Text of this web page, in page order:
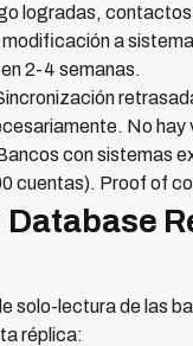
logradas,
a
2-4 semanas.
No
con sistemas
cuentas). Proof of
Database
solo-lectura de las
réplica: